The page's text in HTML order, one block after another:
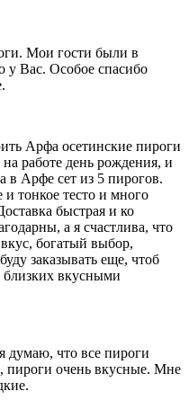
Мои гости были в
у Вас. Особое спасибо
Арфа осетинские пироги
работе день рождения, и
в Арфе сет из 5 пирогов.
тонкое тесто и много
быстрая и ко
а я счастлива, что
богатый выбор,
заказывать еще, чтоб
близких вкусными
думаю, что все пироги
пироги очень вкусные. Мне